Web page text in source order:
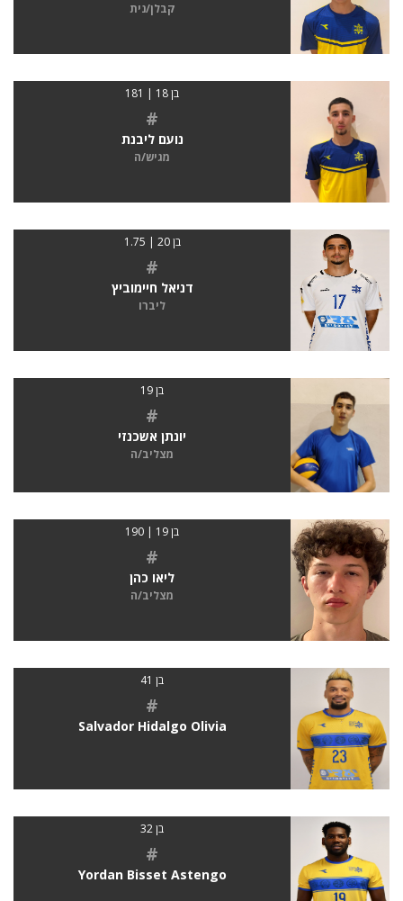
קבלן/נית
בן 18 | 181
#
נועם ליבנת
מגיש/ה
בן 20 | 1.75
#
דניאל חיימוביץ
ליברו
בן 19
#
יונתן אשכנזי
מצליב/ה
בן 19 | 190
#
ליאו כהן
מצליב/ה
בן 41
#
Salvador Hidalgo Olivia
בן 32
#
Yordan Bisset Astengo